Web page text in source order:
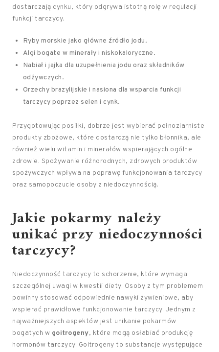
dostarczają cynku, który odgrywa istotną rolę w regulacji
funkcji tarczycy.
Ryby morskie jako główne źródło jodu.
Algi bogate w minerały i niskokaloryczne.
Nabiał i jajka dla uzupełnienia jodu oraz składników
odżywczych.
Orzechy brazylijskie i nasiona dla wsparcia funkcji
tarczycy poprzez selen i cynk.
Przygotowując posiłki, dobrze jest wybierać pełnoziarniste
produkty zbożowe, które dostarczą nie tylko błonnika, ale
również wielu witamin i minerałów wspierających ogólne
zdrowie. Spożywanie różnorodnych, zdrowych produktów
spożywczych wpływa na poprawę funkcjonowania tarczycy
oraz samopoczucie osoby z niedoczynnością.
Jakie pokarmy należy
unikać przy niedoczynności
tarczycy?
Niedoczynność tarczycy to schorzenie, które wymaga
szczególnej uwagi w kwestii diety. Osoby z tym problemem
powinny stosować odpowiednie nawyki żywieniowe, aby
wspierać prawidłowe funkcjonowanie tarczycy. Jednym z
najważniejszych aspektów jest unikanie pokarmów
bogatych w goitrogeny, które mogą osłabiać produkcję
hormonów tarczycy. Goitrogeny to substancje występujące